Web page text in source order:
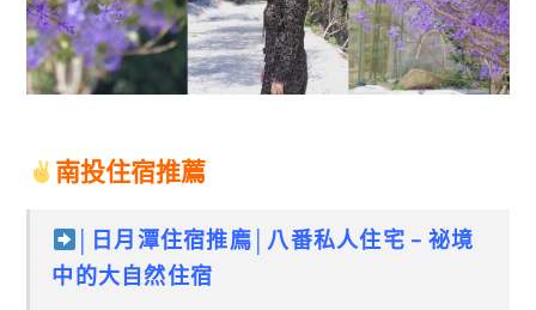
南投住宿推薦
日月潭住宿推廌
八番私人住宅 – 祕境
中的大自然住宿